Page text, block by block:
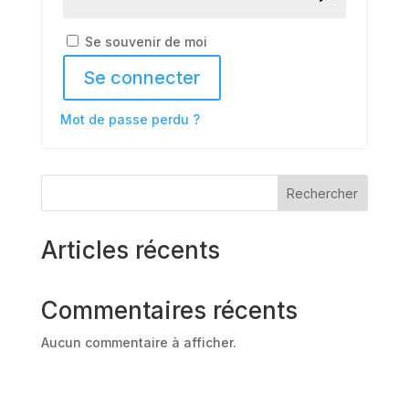
Se souvenir de moi
Se connecter
Mot de passe perdu ?
Rechercher
Articles récents
Commentaires récents
Aucun commentaire à afficher.